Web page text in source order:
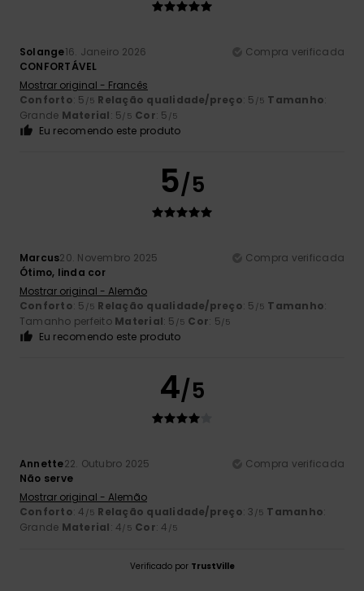
Solange16. Janeiro 2026
Compra verificada
CONFORTÁVEL
Mostrar original - Francês
Conforto: 5 /5 Relação qualidade/preço: 5 /5 Tamanho:
Grande Material: 5/5 Cor: 5 /5
Eu recomendo este produto
5/5
Marcus20. Novembro 2025
Compra verificada
Ótimo, linda cor
Mostrar original - Alemão
Conforto: 5 /5 Relação qualidade/preço: 5 /5 Tamanho:
Tamanho perfeito Material: 5 /5 Cor: 5/5
Eu recomendo este produto
4/5
Annette22. Outubro 2025
Compra verificada
Não serve
Mostrar original - Alemão
Conforto: 4 /5 Relação qualidade/preço: 3 /5 Tamanho:
Grande Material: 4/5 Cor: 4 /5
Verificado por TrustVille